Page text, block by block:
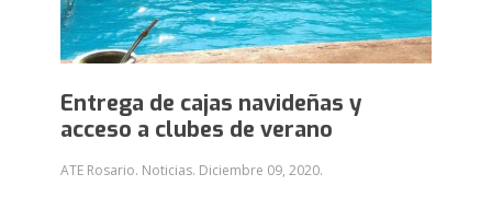
Entrega de cajas navideñas y
acceso a clubes de verano
ATE Rosario. Noticias. Diciembre 09, 2020.